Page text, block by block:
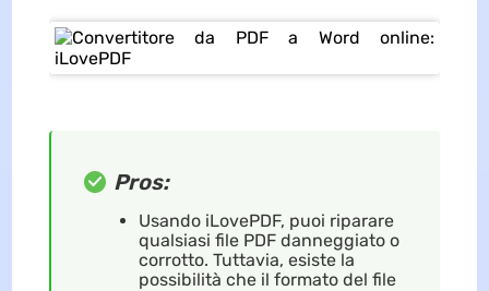
Pros:
Usando iLovePDF, puoi riparare
qualsiasi file PDF danneggiato o
corrotto. Tuttavia, esiste la
possibilità che il formato del file